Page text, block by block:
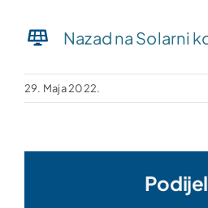
Nazad na Solarni
29. Maja 2022.